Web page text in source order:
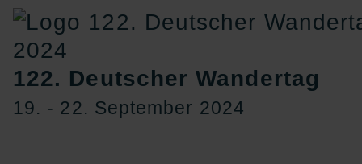
122. Deutscher Wandertag
19. ‐ 22. September 2024